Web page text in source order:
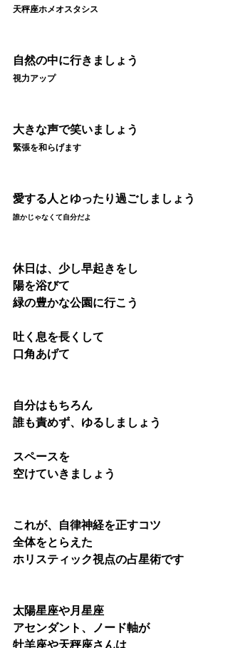
天秤座ホメオスタシス
自然の中に行きましょう
視力アップ
大きな声で笑いましょう
緊張を和らげます
愛する人とゆったり過ごしましょう
誰かじゃなくて自分だよ
休日は、少し早起きをし
陽を浴びて
緑の豊かな公園に行こう
吐く息を長くして
口角あげて
自分はもちろん
誰も責めず、ゆるしましょう
スペースを
空けていきましょう
これが、自律神経を正すコツ
全体をとらえた
ホリスティック視点の占星術です
太陽星座や月星座
アセンダント、ノード軸が